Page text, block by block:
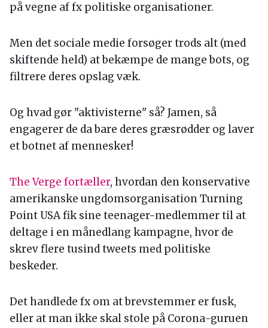
på vegne af fx politiske organisationer.
Men det sociale medie forsøger trods alt (med
skiftende held) at bekæmpe de mange bots, og
filtrere deres opslag væk.
Og hvad gør "aktivisterne" så? Jamen, så
engagerer de da bare deres græsrødder og laver
et botnet af mennesker!
The Verge fortæller, hvordan den konservative
amerikanske ungdomsorganisation Turning
Point USA fik sine teenager-medlemmer til at
deltage i en månedlang kampagne, hvor de
skrev flere tusind tweets med politiske
beskeder.
Det handlede fx om at brevstemmer er fusk,
eller at man ikke skal stole på Corona-guruen